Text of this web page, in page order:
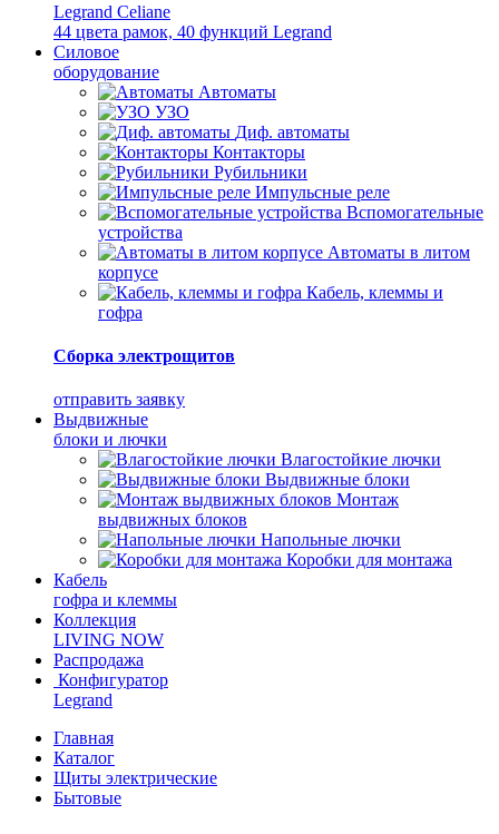
Legrand Celiane
44 цвета рамок, 40 функций Legrand
Силовое
оборудование
Автоматы
УЗО
Диф. автоматы
Контакторы
Рубильники
Импульсные реле
Вспомогательные
устройства
Автоматы в литом
корпусе
Кабель, клеммы и
гофра
Сборка электрощитов
отправить заявку
Выдвижные
блоки и лючки
Влагостойкие лючки
Выдвижные блоки
Монтаж
выдвижных блоков
Напольные лючки
Коробки для монтажа
Кабель
гофра и клеммы
Коллекция
LIVING NOW
Распродажа
Конфигуратор
Legrand
Главная
Каталог
Щиты электрические
Бытовые